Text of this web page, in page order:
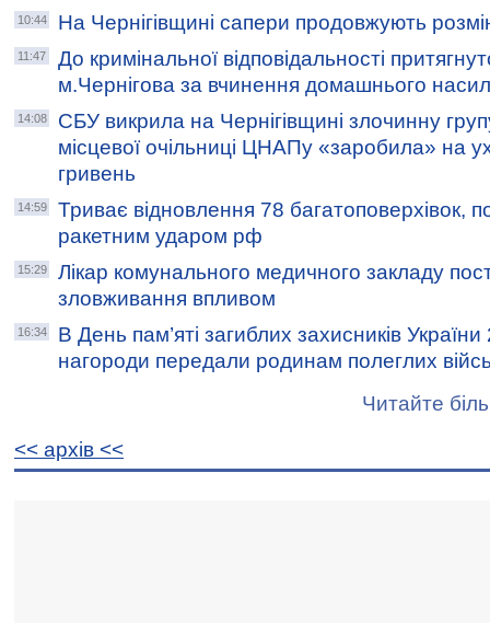
10:44 На Чернігівщині сапери продовжують
11:47
До кримінальної відповідальності
м.Чернігова за вчинення домашнього
14:08
СБУ викрила на Чернігівщині злочинну
місцевої очільниці ЦНАПу «заробила» на
гривень
14:59
Триває відновлення 78 багатоповерхівок,
ракетним ударом рф
15:29
Лікар комунального медичного закладу
зловживання впливом
16:34
В День пам’яті загиблих захисників
нагороди передали родинам полеглих
Читайте
<< архiв <<